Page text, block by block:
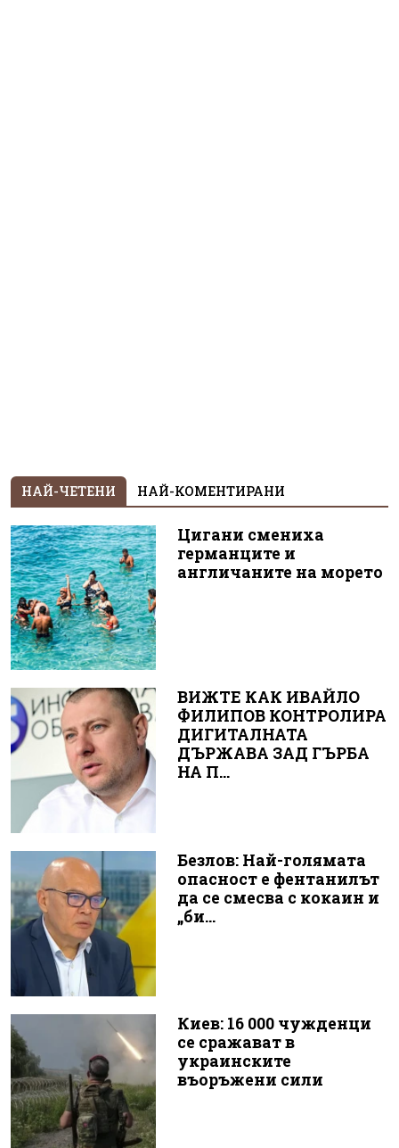
НАЙ-ЧЕТЕНИ НАЙ-КОМЕНТИРАНИ
Цигани смениха
германците и
англичаните на морето
ВИЖТЕ КАК ИВАЙЛО
ФИЛИПОВ КОНТРОЛИРА
ДИГИТАЛНАТА
ДЪРЖАВА ЗАД ГЪРБА
НА П...
Безлов: Най-голямата
опасност е фентанилът
да се смесва с кокаин и
„би...
Киев: 16 000 чужденци
се сражават в
украинските
въоръжени сили